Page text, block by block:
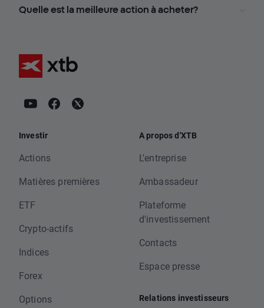
Quelle est la meilleure action à acheter?
Investir
Actions
Matières premières
ETF
Crypto-actifs
Indices
Forex
Options
A propos d'XTB
L'entreprise
Ambassadeur
Plateforme
d'investissement
Contacts
Espace presse
Relations investisseurs